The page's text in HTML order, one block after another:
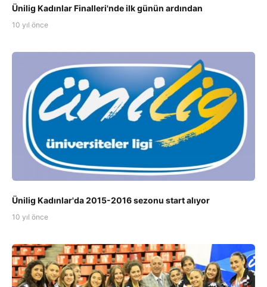
Ünilig Kadınlar Finalleri'nde ilk günün ardından
10 yıl önce
Ünilig Kadınlar'da 2015-2016 sezonu start alıyor
10 yıl önce